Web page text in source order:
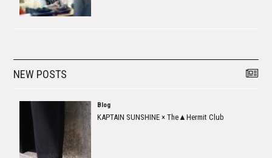
NEW POSTS
Blog
KAPTAIN SUNSHINE × The▲Hermit Club